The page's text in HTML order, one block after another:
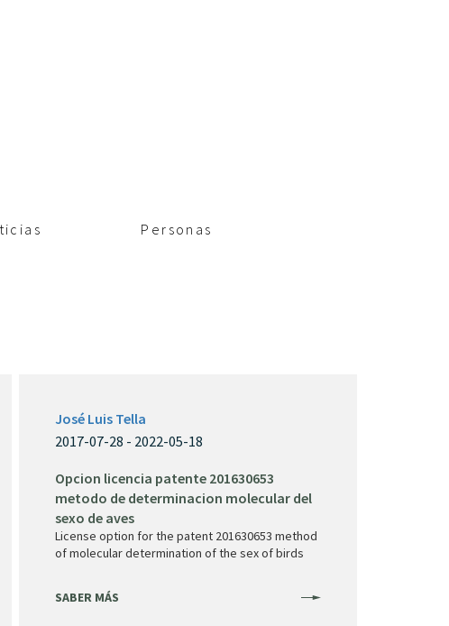
Personas
José Luis Tella
2017-07-28 - 2022-05-18
Opcion licencia patente 201630653
metodo de determinacion molecular del
sexo de aves
License option for the patent 201630653 method
of molecular determination of the sex of birds
SABER MÁS